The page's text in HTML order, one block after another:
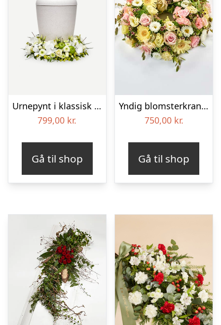
Urnepynt i klassisk stil – creme
799,00 kr.
Gå til shop
Yndig blomsterkrans i pastelfarver, floristens valg – Blomster til begravelse
750,00 kr.
Gå til shop